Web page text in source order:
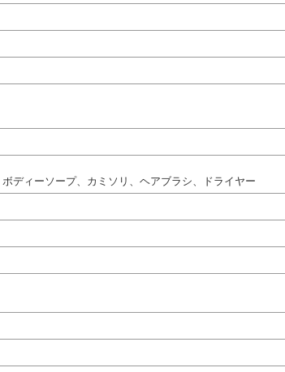
ディーソープ、カミソリ、ヘアブラシ、ドライヤー